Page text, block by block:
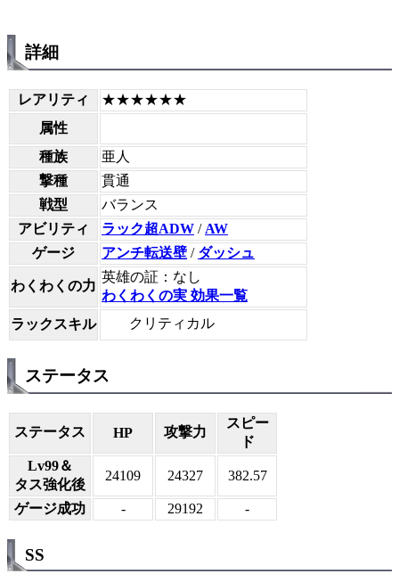
詳細
レアリティ
★★★★★★
属性
種族
亜人
撃種
貫通
戦型
バランス
アビリティ
ラック超ADW / AW
ゲージ
アンチ転送壁 / ダッシュ
わくわくの力
英雄の証：なし
わくわくの実 効果一覧
ラックスキル
クリティカル
ステータス
ステータス HP 攻撃力
スピー
ド
Lv99＆
タス強化後
24109 24327 382.57
ゲージ成功 - 29192 -
SS